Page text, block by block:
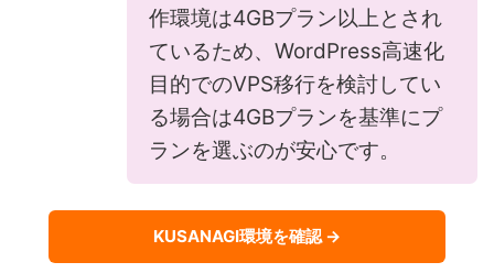
作環境は4GBプラン以上とされ
ているため、WordPress高速化
目的でのVPS移行を検討してい
る場合は4GBプランを基準にプ
ランを選ぶのが安心です。
KUSANAGI環境を確認 →